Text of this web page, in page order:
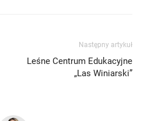
Następny artykuł
Leśne Centrum Edukacyjne
„Las Winiarski”